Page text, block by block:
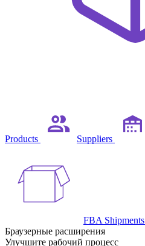
Products Suppliers
FBA Shipments
Браузерные расширения
Улучшите рабочий процесс